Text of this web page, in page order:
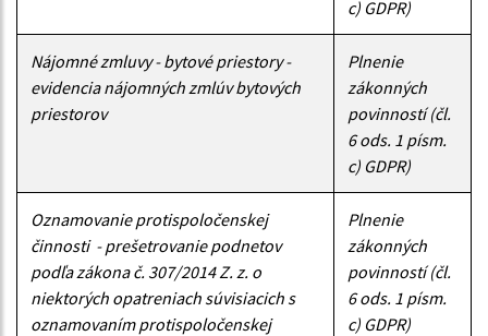
c) GDPR)
Nájomné zmluvy - bytové priestory -
evidencia nájomných zmlúv bytových
priestorov
Plnenie
zákonných
povinností (čl.
6 ods. 1 písm.
c) GDPR)
Oznamovanie protispoločenskej
činnosti - prešetrovanie podnetov
podľa zákona č. 307/2014 Z. z. o
niektorých opatreniach súvisiacich s
oznamovaním protispoločenskej
Plnenie
zákonných
povinností (čl.
6 ods. 1 písm.
c) GDPR)